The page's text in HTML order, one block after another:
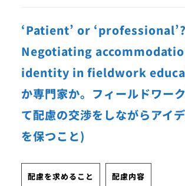
‘Patient’ or ‘professional’?
Negotiating
identity in fieldwork
か専門家か。フィールドワー
て配慮の交渉をしながらアイ
を保つこと)
配慮を求めること 配慮内容